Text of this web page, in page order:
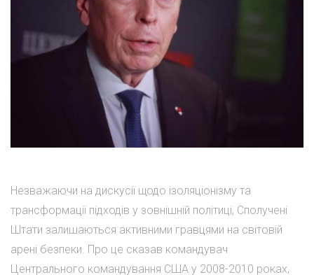
Незважаючи на дискусії щодо ізоляціонізму та
трансформації підходів у зовнішній політиці, Сполучені
Штати залишаються активними гравцями на світовій
арені безпеки. Про це сказав командувач
Центрального командування США у 2008-2010 роках,